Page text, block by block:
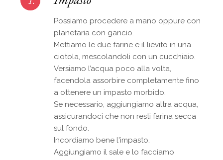
Possiamo procedere a mano oppure con
planetaria con gancio.
Mettiamo le due farine e il lievito in una
ciotola, mescolandoli con un cucchiaio.
Versiamo l’acqua poco alla volta,
facendola assorbire completamente fino
a ottenere un impasto morbido.
Se necessario, aggiungiamo altra acqua,
assicurandoci che non resti farina secca
sul fondo.
Incordiamo bene l'impasto.
Aggiungiamo il sale e lo facciamo